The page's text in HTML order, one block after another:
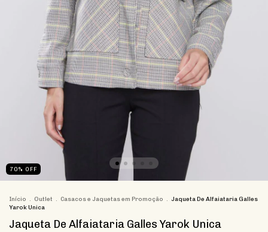
70% OFF
Início . Outlet . Casacos e Jaquetas em Promoção . Jaqueta De Alfaiataria Galles
Yarok Unica
Jaqueta De Alfaiataria Galles Yarok Unica